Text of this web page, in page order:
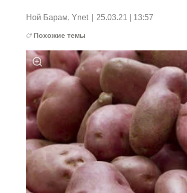
Ной Барам, Ynet 25.03.21 | 13:57
Похожие темы